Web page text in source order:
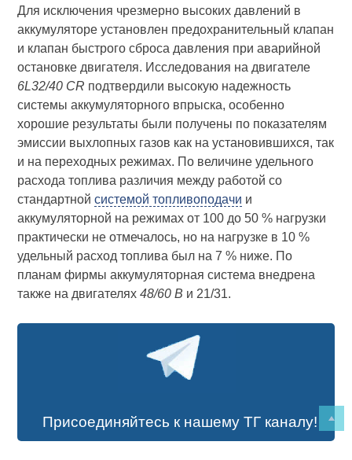
Для исключения чрезмерно высоких давлений в
аккумуляторе установлен предохранительный клапан
и клапан быстрого сброса давления при аварийной
остановке двигателя. Исследования на двигателе
6L32/40 CR подтвердили высокую надежность
системы аккумуляторного впрыска, особенно
хорошие результаты были получены по показателям
эмиссии выхлопных газов как на установившихся, так
и на переходных режимах. По величине удельного
расхода топлива различия между работой со
стандартнойсистемой топливоподачи и
аккумуляторной на режимах от 100 до 50 % нагрузки
практически не отмечалось, но на нагрузке в 10 %
удельный расход топлива был на 7 % ниже. По
планам фирмы аккумуляторная система внедрена
также на двигателях48/60 В и 21/31.
Присоединяйтесь к нашему ТГ каналу!